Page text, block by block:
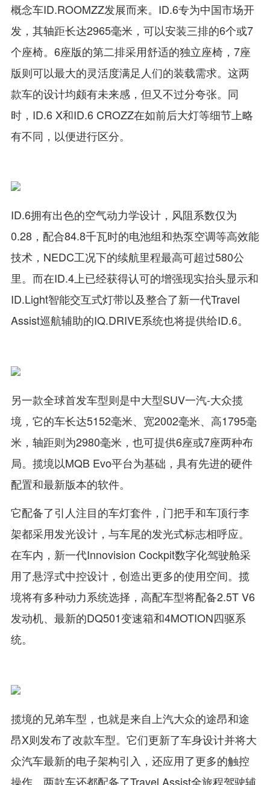
概念车ID.ROOMZZ发展而来。ID.6专为中国市场开
发，其轴距长达2965毫米，可以安装三排的6个或7
个座椅。6座版的第二排采用舒适的独立座椅，7座
版则可以最大的灵活度满足人们的装载需求。这两
款车的设计均颇有未来感，但又不过分夸张。同
时，ID.6 X和ID.6 CROZZ在如前后大灯等细节上略
有不同，以便进行区分。
ID.6拥有出色的空气动力学设计，风阻系数仅为
0.28，配合84.8千瓦时的电池组和热泵空调等高效能
技术，NEDC工况下的续航里程最高可超过580公
里。而在ID.4上已经获得认可的增强现实抬头显示和
ID.Light智能交互式灯带以及整合了新一代Travel
Assist巡航辅助的IQ.DRIVE系统也将提供给ID.6。
另一款全球首发车型则是中大型SUV一汽-大众揽
境，它的车长达5152毫米、宽2002毫米、高1795毫
米，轴距则为2980毫米，也可提供6座或7座两种布
局。揽境以MQB Evo平台为基础，具有先进的硬件
配置和最新版本的软件。
它配备了引人注目的车灯套件，门把手和车顶行李
架都采用发光设计，与车尾的发光式标志相呼应。
在车内，新一代Innovision Cockpit数字化驾驶舱采
用了悬浮式中控设计，创造出更多的使用空间。揽
境将有多种动力系统选择，高配车型将配备2.5T V6
发动机、最新的DQ501变速箱和4MOTION四驱系
统。
揽境的兄弟车型，也就是来自上汽大众的途昂和途
昂X则发布了改款车型。它们更新了车身设计并将大
众汽车最新的电子架构引入，还应用了更多的触控
操作。两款车还都配备了Travel Assist全旅程驾驶辅